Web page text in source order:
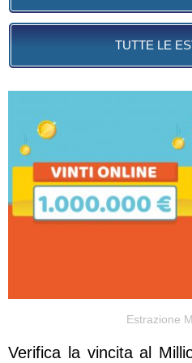
TUTTE LE
Estrazione
Verifica la vincita al